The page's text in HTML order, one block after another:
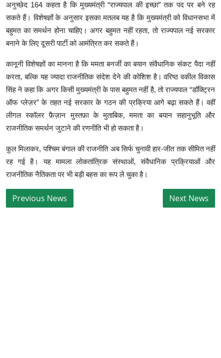
अनुच्छेद 164 कहता है कि मुख्यमंत्री “राज्यपाल की इच्छा” तक पद पर बने रह
सकते हैं। विशेषज्ञों के अनुसार इसका मतलब यह है कि मुख्यमंत्री को विधानसभा में
बहुमत का समर्थन होना चाहिए। अगर बहुमत नहीं रहता, तो राज्यपाल नई सरकार
बनाने के लिए दूसरी पार्टी को आमंत्रित कर सकते हैं।
कानूनी विशेषज्ञों का मानना है कि ममता बनर्जी का बयान संवैधानिक संकट पैदा नहीं
करता, बल्कि यह ज्यादा राजनीतिक संदेश देने की कोशिश है। वरिष्ठ वकील विकास
सिंह ने कहा कि अगर किसी मुख्यमंत्री के पास बहुमत नहीं है, तो राज्यपाल “डॉक्ट्रिन
ऑफ प्लेज़र” के तहत नई सरकार के गठन की प्रक्रिया आगे बढ़ा सकते हैं। वहीं
लीगल स्कॉलर फ़ैज़ान मुस्तफ़ा के मुताबिक, ममता का बयान सहानुभूति और
राजनीतिक समर्थन जुटाने की रणनीति भी हो सकता है।
कुल मिलाकर, पश्चिम बंगाल की राजनीति अब सिर्फ चुनावी हार-जीत तक सीमित नहीं
रह गई है। यह मामला लोकतांत्रिक संस्थाओं, संवैधानिक प्रक्रियाओं और
राजनीतिक नैतिकता पर भी बड़ी बहस का रूप ले चुका है।